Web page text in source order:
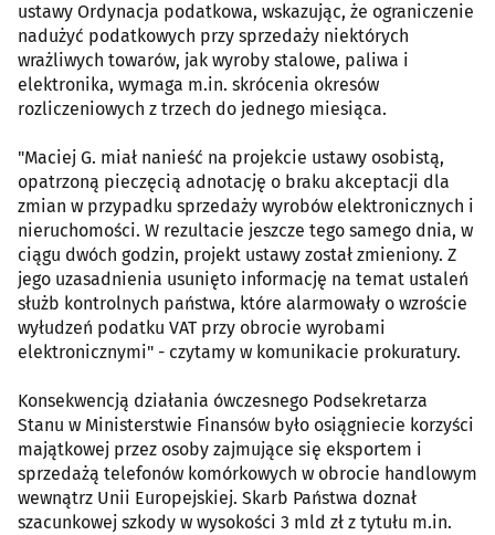
ustawy Ordynacja podatkowa, wskazując, że ograniczenie
nadużyć podatkowych przy sprzedaży niektórych
wrażliwych towarów, jak wyroby stalowe, paliwa i
elektronika, wymaga m.in. skrócenia okresów
rozliczeniowych z trzech do jednego miesiąca.
"Maciej G. miał nanieść na projekcie ustawy osobistą,
opatrzoną pieczęcią adnotację o braku akceptacji dla
zmian w przypadku sprzedaży wyrobów elektronicznych i
nieruchomości. W rezultacie jeszcze tego samego dnia, w
ciągu dwóch godzin, projekt ustawy został zmieniony. Z
jego uzasadnienia usunięto informację na temat ustaleń
służb kontrolnych państwa, które alarmowały o wzroście
wyłudzeń podatku VAT przy obrocie wyrobami
elektronicznymi" - czytamy w komunikacie prokuratury.
Konsekwencją działania ówczesnego Podsekretarza
Stanu w Ministerstwie Finansów było osiągniecie korzyści
majątkowej przez osoby zajmujące się eksportem i
sprzedażą telefonów komórkowych w obrocie handlowym
wewnątrz Unii Europejskiej. Skarb Państwa doznał
szacunkowej szkody w wysokości 3 mld zł z tytułu m.in.